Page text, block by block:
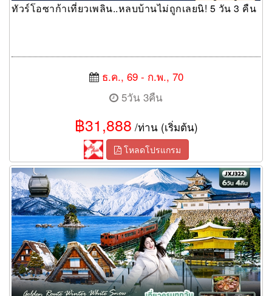
ทัวร์โอซาก้าเที่ยวเพลิน..หลบบ้านไม่ถูกเลยนิ! 5 วัน 3 คืน
ธ.ค., 69 - ก.พ., 70
5วัน 3คืน
฿31,888 /ท่าน (เริ่มต้น)
โหลดโปรแกรม
ทัวร์ญี่ปุ่น Golden Route Winter White Snow OSAKA TOKYO
TOYAMA HAKUBA KYOTO SHIRAKAWAGO FUJI 6 วัน 4 คืน